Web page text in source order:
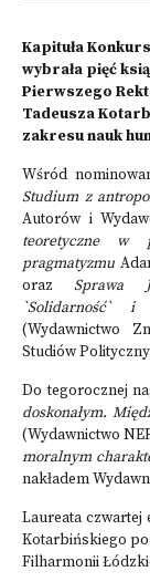
Kapituła
wybrała pięć
Pierwszego
Tadeusza
zakresu nauk
Wśród
Studium z
Autorów i
teoretyczne w
pragmatyzmu
orazSprawa
`Solidarność` i
(Wydawnictwo
Studiów
Do tegorocznej
doskonałym.
(Wydawnictwo
moralnym
nakładem
Laureata
Kotarbińskiego
Filharmonii